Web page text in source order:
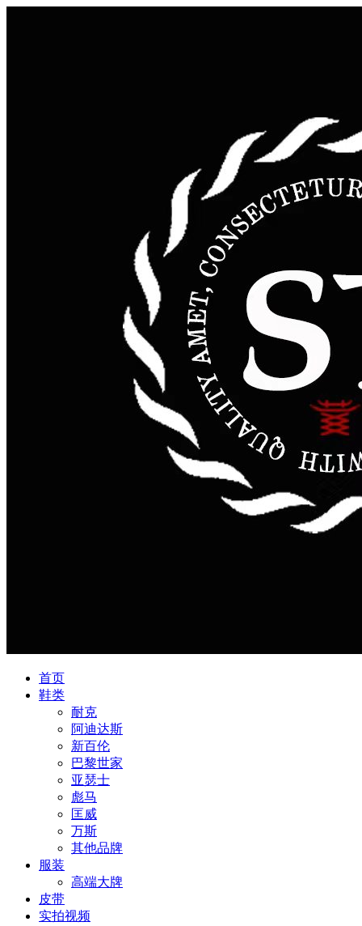
首页
鞋类
耐克
阿迪达斯
新百伦
巴黎世家
亚瑟士
彪马
匡威
万斯
其他品牌
服装
高端大牌
皮带
实拍视频